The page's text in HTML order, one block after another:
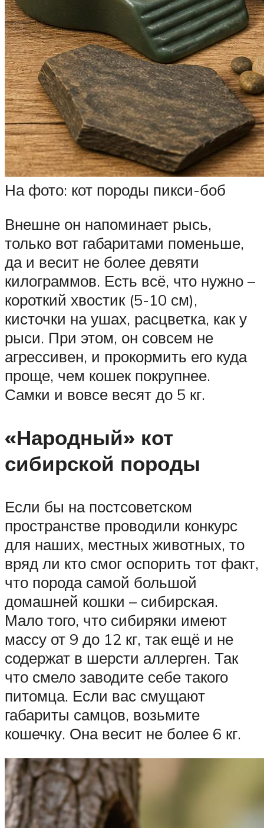
На фото: кот породы пикси-боб
Внешне он напоминает рысь,
только вот габаритами поменьше,
да и весит не более девяти
килограммов. Есть всё, что нужно –
короткий хвостик (5-10 см),
кисточки на ушах, расцветка, как у
рыси. При этом, он совсем не
агрессивен, и прокормить его куда
проще, чем кошек покрупнее.
Самки и вовсе весят до 5 кг.
«Народный» кот
сибирской породы
Если бы на постсоветском
пространстве проводили конкурс
для наших, местных животных, то
вряд ли кто смог оспорить тот факт,
что порода самой большой
домашней кошки – сибирская.
Мало того, что сибиряки имеют
массу от 9 до 12 кг, так ещё и не
содержат в шерсти аллерген. Так
что смело заводите себе такого
питомца. Если вас смущают
габариты самцов, возьмите
кошечку. Она весит не более 6 кг.